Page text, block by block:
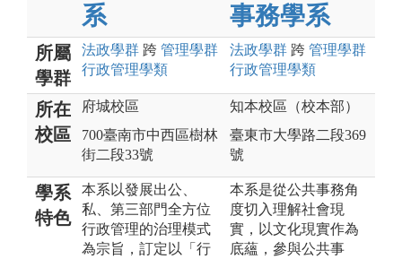
系
事務學系
所屬
學群
法政學群 跨 管理學群
行政管理學類
法政學群 跨 管理學群
行政管理學類
所在
校區
府城校區
700臺南市中西區樹林
街二段33號
知本校區（校本部）
臺東市大學路二段369
號
學系
特色
本系以發展出公、
私、第三部門全方位
行政管理的治理模式
為宗旨，訂定以「行
本系是從公共事務角
度切入理解社會現
實，以文化現實作為
底蘊，參與公共事